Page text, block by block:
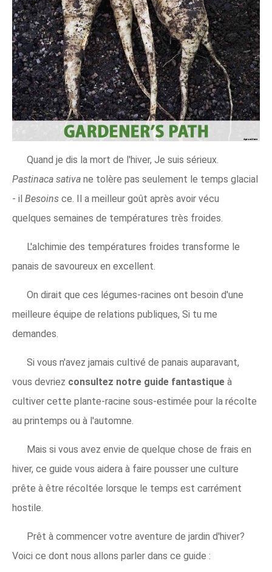
Quand je dis la mort de l'hiver, Je suis sérieux.
Pastinaca sativa ne tolère pas seulement le temps glacial
- il Besoins ce. Il a meilleur goût après avoir vécu
quelques semaines de températures très froides.
L'alchimie des températures froides transforme le
panais de savoureux en excellent.
On dirait que ces légumes-racines ont besoin d'une
meilleure équipe de relations publiques, Si tu me
demandes.
Si vous n'avez jamais cultivé de panais auparavant,
vous devriez consultez notre guide fantastique à
cultiver cette plante-racine sous-estimée pour la récolte
au printemps ou à l'automne.
Mais si vous avez envie de quelque chose de frais en
hiver, ce guide vous aidera à faire pousser une culture
prête à être récoltée lorsque le temps est carrément
hostile.
Prêt à commencer votre aventure de jardin d'hiver?
Voici ce dont nous allons parler dans ce guide :